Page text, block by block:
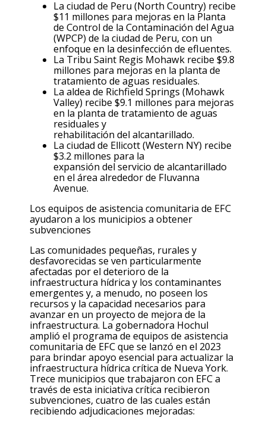
La ciudad de Peru (North Country) recibe
$11 millones para mejoras en la Planta
de Control de la Contaminación delAgua
(WPCP) de la ciudad de Peru, con un
enfoque en la desinfección de efluentes.
La Tribu Saint Regis Mohawk recibe $9.8
millones para mejoras en la planta de
tratamiento de aguas residuales.
La aldea de Richfield Springs (Mohawk
Valley) recibe $9.1 millones para mejoras
en la planta de tratamiento de aguas
residuales y
rehabilitación delalcantarillado.
La ciudad de Ellicott (Western NY) recibe
$3.2 millones para la
expansión delservicio de alcantarillado
en el área alrededor de Fluvanna
Avenue.
Los equipos de asistencia comunitaria de EFC
ayudaron a los municipios a obtener
subvenciones
Las comunidades pequeñas, rurales y
desfavorecidas se ven particularmente
afectadas por el deterioro de la
infraestructura hídrica y los contaminantes
emergentes y, a menudo, no poseen los
recursos y la capacidad necesarios para
avanzar en un proyecto de mejora de la
infraestructura. La gobernadora Hochul
amplió el programa de equipos de asistencia
comunitaria de EFC que se lanzó en el 2023
para brindar apoyo esencial para actualizar la
infraestructura hídrica crítica de Nueva York.
Trece municipios que trabajaron con EFC a
través de esta iniciativa crítica recibieron
subvenciones, cuatro de las cuales están
recibiendo adjudicaciones mejoradas: